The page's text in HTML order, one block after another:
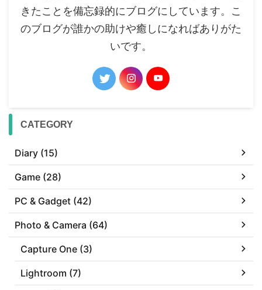
きたことを備忘録的にブログにしています。こ
のブログが誰かの助けや癒しになればありがた
いです。
CATEGORY
Diary (15)
Game (28)
PC & Gadget (42)
Photo & Camera (64)
Capture One (3)
Lightroom (7)